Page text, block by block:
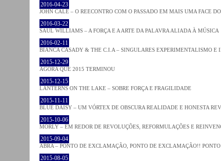
2016-04-23
JOHN CALE – O REECONTRO COM O PASSADO EM MAIS UMA FACE
2016-03-22
SAUL WILLIAMS – A FORÇA E A ARTE DA PALAVRA ALIADA À MÚSICA
2016-02-11
BIANCA CASADY & THE C.I.A – SINGULARES EXPERIMENTALISMO E
2015-12-29
AGORA QUE 2015 TERMINOU
2015-12-15
LANTERNS ON THE LAKE – SOBRE FORÇA E FRAGILIDADE
2015-11-11
BLUE DAISY – UM VÓRTEX DE OBSCURA REALIDADE E HONESTA
2015-10-06
MORLY – EM REDOR DE REVOLUÇÕES, REFORMULAÇÕES E
2015-09-04
ABRA – PONTO DE EXCLAMAÇÃO, PONTO DE EXCLAMAÇÃO!!
2015-08-05